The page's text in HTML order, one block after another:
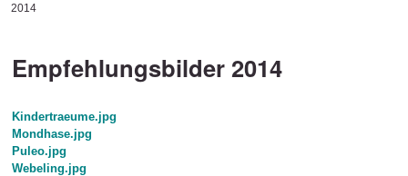
2014
Empfehlungsbilder 2014
Kindertraeume.jpg
Mondhase.jpg
Puleo.jpg
Webeling.jpg